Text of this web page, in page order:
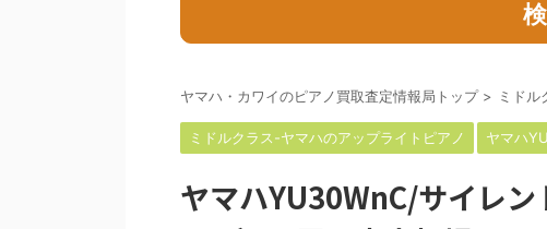
ヤマハ・カワイのピアノ買取査定情報局トップ> ミドル
ミドルクラス-ヤマハのアップライトピアノ ヤマハ
ヤマハYU30WnC/サイレ